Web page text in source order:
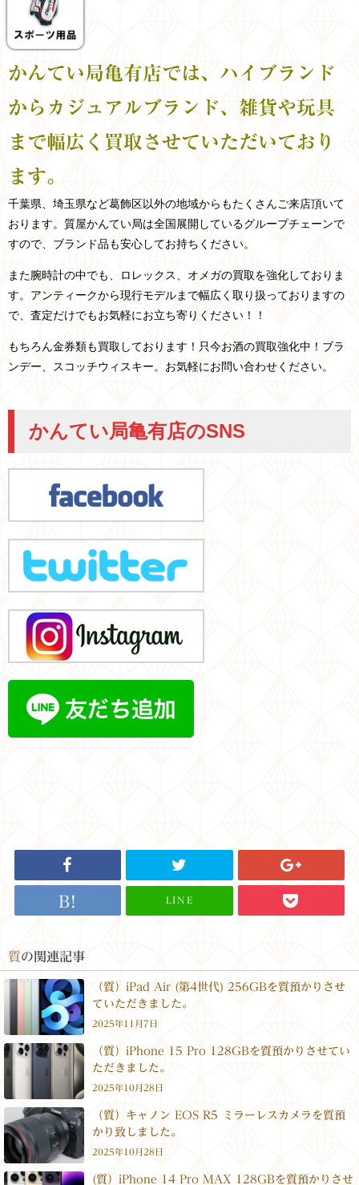
かんてい局亀有店では、ハイブランド
からカジュアルブランド、雑貨や玩具
まで幅広く買取させていただいており
ます。
千葉県、埼玉県など葛飾区以外の地域からもたくさんご来店頂いて
おります。 質屋かんてい局は全国展開しているグループチェーンで
すので、ブランド品も安心してお持ちください。
また腕時計の中でも、ロレックス、オメガの買取を強化しておりま
す。アンティークから現行モデルまで幅広く取り扱っておりますの
で、査定だけでもお気軽にお立ち寄りください！！
もちろん金券類も買取しております！只今お酒の買取強化中！ブラ
ンデー、スコッチウィスキー。お気軽にお問い合わせください。
かんてい局亀有店のSNS
LINE
質の関連記事
（質）iPad Air (第4世代) 256GBを質預かりさせ
ていただきました。
2025年11月7日
（質）iPhone 15 Pro 128GBを質預かりさせてい
ただきました。
2025年10月28日
（質）キャノン EOS R5 ミラーレスカメラを質預
かり致しました。
2025年10月28日
(質）iPhone 14 Pro MAX 128GBを質預かりさせ